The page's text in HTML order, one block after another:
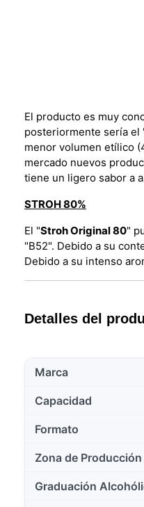
El producto es muy
posteriormente sería el
menor volumen etílico
mercado nuevos
tiene un ligero sabor a
STROH 80%
El "Stroh Original 80"
"B52". Debido a su
Debido a su intenso
Detalles del
Marca
Capacidad
Formato
Zona de Producción
Graduación